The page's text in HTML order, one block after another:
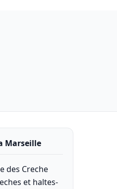
Marseille
des Creche
et haltes-